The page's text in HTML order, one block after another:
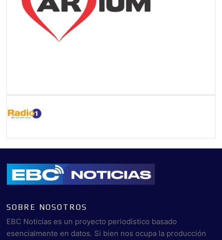
SOBRE NOSOTROS
EBC Noticias es un proyecto periodístico basado
esencialmente en datos. Si bien nos ocupa la producción